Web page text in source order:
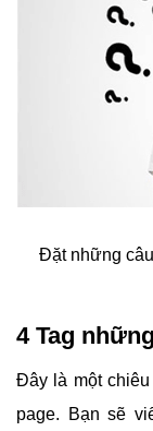
Đặt những
4 Tag
Đây là một
page. Bạn sẽ